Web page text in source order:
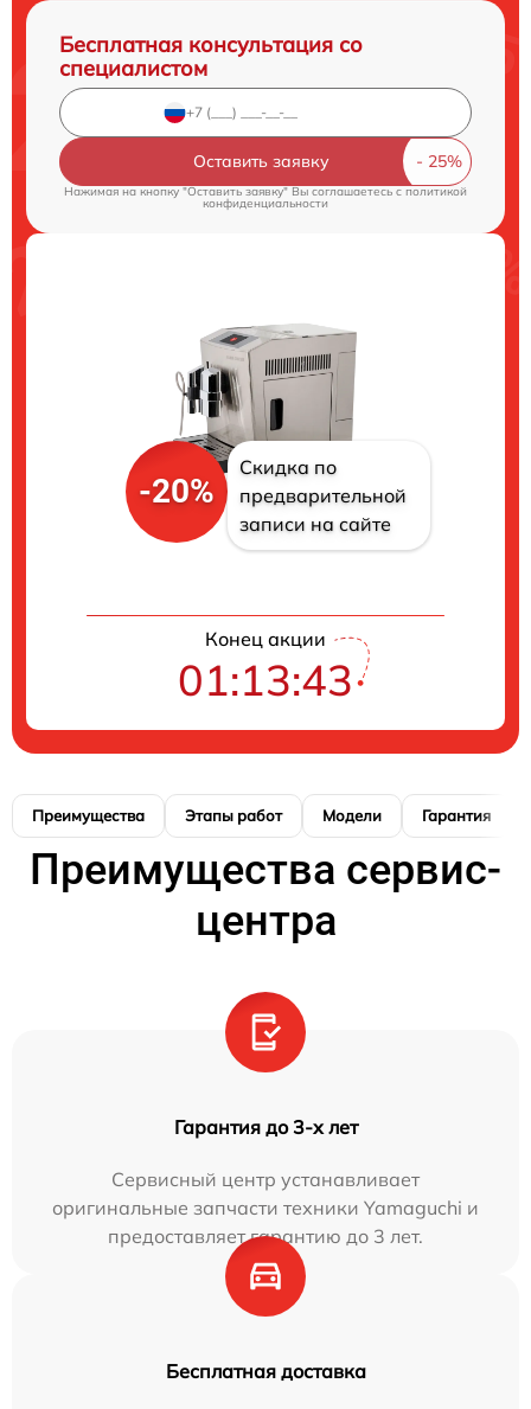
Бесплатная консультация со
специалистом
Оставить заявку
Нажимая на кнопку "Оставить заявку" Вы соглашаетесь cполитикой
конфиденциальности
-20%
Скидка по
предварительной
записи на сайте
Конец акции
01:13:42
Преимущества Этапы работ Модели Гарантия
Преимущества сервис-
центра
Гарантия до 3-х лет
Сервисный центр устанавливает
оригинальные запчасти техники Yamaguchi и
предоставляет гарантию до 3 лет.
Бесплатная доставка